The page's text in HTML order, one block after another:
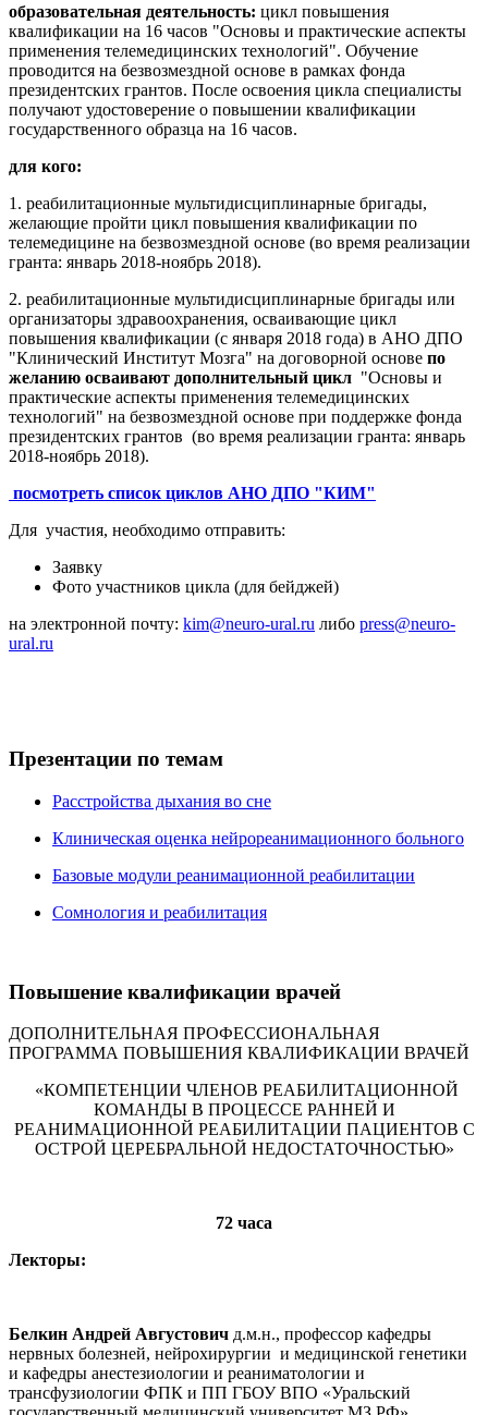
образовательная деятельность: цикл повышения
квалификации на 16 часов "Основы и практические аспекты
применения телемедицинских технологий". Обучение
проводится на безвозмездной основе в рамках фонда
президентских грантов. После освоения цикла специалисты
получают удостоверение о повышении квалификации
государственного образца на 16 часов.
для кого:
1. реабилитационные мультидисциплинарные бригады,
желающие пройти цикл повышения квалификации по
телемедицине на безвозмездной основе (во время реализации
гранта: январь 2018-ноябрь 2018).
2. реабилитационные мультидисциплинарные бригады или
организаторы здравоохранения, осваивающие цикл
повышения квалификации (с января 2018 года) в АНО ДПО
"Клинический Институт Мозга" на договорной основе по
желанию осваивают дополнительный цикл "Основы и
практические аспекты применения телемедицинских
технологий" на безвозмездной основе при поддержке фонда
президентских грантов (во время реализации гранта: январь
2018-ноябрь 2018).
посмотреть список циклов АНО ДПО "КИМ"
Для участия, необходимо отправить:
Заявку
Фото участников цикла (для бейджей)
на электронной почту: kim@neuro-ural.ru либо press@neuro-
ural.ru
Презентации по темам
Расстройства дыхания во сне
Клиническая оценка нейрореанимационного больного
Базовые модули реанимационной реабилитации
Сомнология и реабилитация
Повышение квалификации врачей
ДОПОЛНИТЕЛЬНАЯ ПРОФЕССИОНАЛЬНАЯ
ПРОГРАММА ПОВЫШЕНИЯ КВАЛИФИКАЦИИ ВРАЧЕЙ
«КОМПЕТЕНЦИИ ЧЛЕНОВ РЕАБИЛИТАЦИОННОЙ
КОМАНДЫ В ПРОЦЕССЕ РАННЕЙ И
РЕАНИМАЦИОННОЙ РЕАБИЛИТАЦИИ ПАЦИЕНТОВ С
ОСТРОЙ ЦЕРЕБРАЛЬНОЙ НЕДОСТАТОЧНОСТЬЮ»
72 часа
Лекторы:
Белкин Андрей Августович д.м.н., профессор кафедры
нервных болезней, нейрохирургии и медицинской генетики
и кафедры анестезиологии и реаниматологии и
трансфузиологии ФПК и ПП ГБОУ ВПО «Уральский